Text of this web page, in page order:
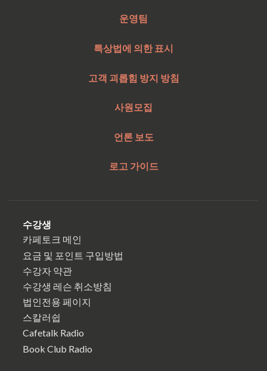
운영팀
특상법에 의한 표시
고객 괴롭힘 방지 방침
사원모집
언론 보도
로고 가이드
수강생
카페토크 메인
요금 및 포인트 구입방법
수강자 약관
수강생 레슨 취소방침
법인전용 페이지
스칼러쉽
Cafetalk Radio
Book Club Radio